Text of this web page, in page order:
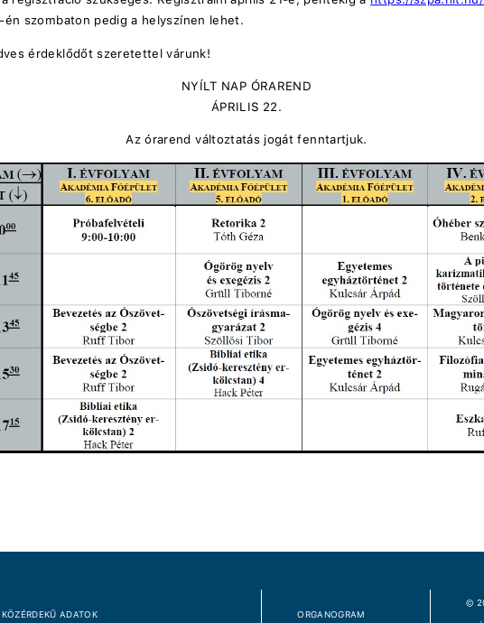
én szombaton pedig a helyszínen lehet.
érdeklődőt szeretettel várunk!
NYÍLT NAP ÓRAREND
ÁPRILIS 22.
Az órarend változtatás jogát fenntartjuk.
KÖZÉRDEKŰ ADATOK ORGANOGRAM
©